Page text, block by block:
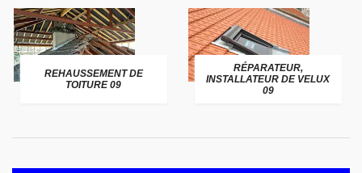
REHAUSSEMENT DE
TOITURE 09
RÉPARATEUR,
INSTALLATEUR DE VELUX
09